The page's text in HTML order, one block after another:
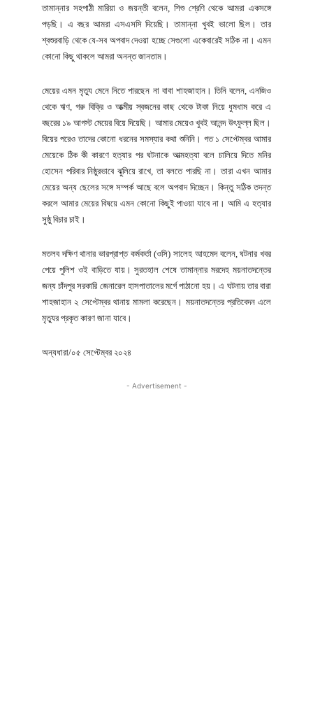
তামান্নার সহপাঠী মারিয়া ও জয়ন্তী বলেন, শিশু শ্রেণি থেকে আমরা একসঙ্গে
পড়ছি। এ বছর আমরা এসএসসি দিয়েছি। তামান্না খুবই ভালো ছিল। তার
শ্বশুরবাড়ি থেকে যে-সব অপবাদ দেওয়া হচ্ছে সেগুলো একেবারেই সঠিক না। এমন
কোনো কিছু থাকলে আমরা অনন্ত জানতাম।
মেয়ের এমন মৃত্যু মেনে নিতে পারছেন না বাবা শাহজাহান। তিনি বলেন, এনজিও
থেকে ঋণ, গরু বিক্রি ও আত্মীয় স্বজনের কাছ থেকে টাকা নিয়ে ধুমধাম করে এ
বছরের ১৯ আগস্ট মেয়ের বিয়ে দিয়েছি। আমার মেয়েও খুবই আনন্দ উৎফুল্ল ছিল।
বিয়ের পরেও তাদের কোনো ধরনের সমস্যার কথা শুনিনি। গত ১ সেপ্টেম্বর আমার
মেয়েকে ঠিক কী কারণে হত্যার পর ঘটনাকে আত্মহত্যা বলে চালিয়ে দিতে মনির
হোসেন পরিবার নিষ্ঠুরভাবে ঝুলিয়ে রাখে, তা বলতে পারছি না। তারা এখন আমার
মেয়ের অন্য ছেলের সঙ্গে সম্পর্ক আছে বলে অপবাদ দিচ্ছেন। কিন্তু সঠিক তদন্ত
করলে আমার মেয়ের বিষয়ে এমন কোনো কিছুই পাওয়া যাবে না। আমি এ হত্যার
সুষ্ঠু বিচার চাই।
মতলব দক্ষিণ থানার ভারপ্রাপ্ত কর্মকর্তা (ওসি) সালেহ আহমেদ বলেন, ঘটনার খবর
পেয়ে পুলিশ ওই বাড়িতে যায়। সুরতহাল শেষে তামান্নার মরদেহ ময়নাতদন্তের
জন্য চাঁদপুর সরকারি জেনারেল হাসপাতালের মর্গে পাঠানো হয়। এ ঘটনায় তার বারা
শাহজাহান ২ সেপ্টেম্বর থানায় মামলা করেছেন। ময়নাতদন্তের প্রতিবেদন এলে
মৃত্যুর প্রকৃত কারণ জানা যাবে।
অন্যধারা/০৫ সেপ্টেম্বর ২০২৪
- Advertisement -